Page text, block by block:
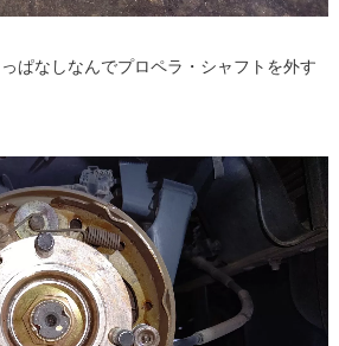
ぱなしなんでプロペラ・シャフトを外す